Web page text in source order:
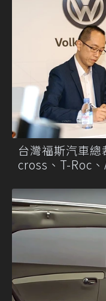
台灣福斯汽車
cross、T-Roc